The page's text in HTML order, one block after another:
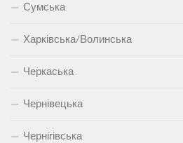
Сумська
Харківська/Волинська
Черкаська
Чернівецька
Чернігівська